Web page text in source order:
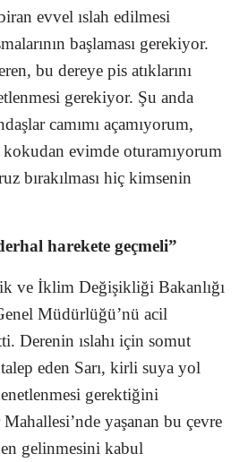
evvel ıslah edilmesi
başlaması gerekiyor.
bu dereye pis atıklarını
gerekiyor. Şu anda
camımı açamıyorum,
kokudan evimde oturamıyorum
bırakılması hiç kimsenin
harekete geçmeli”
ve İklim Değişikliği Bakanlığı
Müdürlüğü’nü acil
Derenin ıslahı için somut
talep eden Sarı, kirli suya yol
gerektiğini
yaşanan bu çevre
gelinmesini kabul